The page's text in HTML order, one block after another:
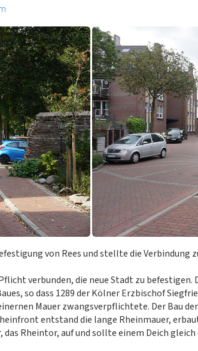
von Rees und stellte die Verbindung
verbunden, die neue Stadt zu befestigen.
so dass 1289 der Kölner Erzbischof
Mauer zwangsverpflichtete. Der Bau der
entstand die lange Rheinmauer,
Rheintor, auf und sollte einem Deich gleich